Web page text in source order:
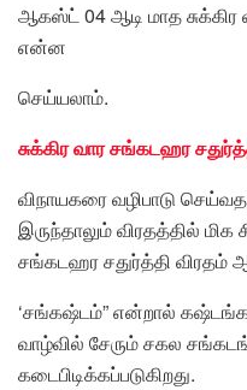
ஆகஸ்ட் 04 ஆடி மாத
என்ன
செய்யலாம்.
சுக்கிர வார சங்கடஹர
விநாயகரை வழிபாடு
இருந்தாலும் விரதத்தில்
சங்கடஹர சதுர்த்தி விரதம்
‘சங்கஷ்டம்” என்றால்
வாழ்வில் சேரும் சகல
கடைபிடிக்கப்படுகிறது.